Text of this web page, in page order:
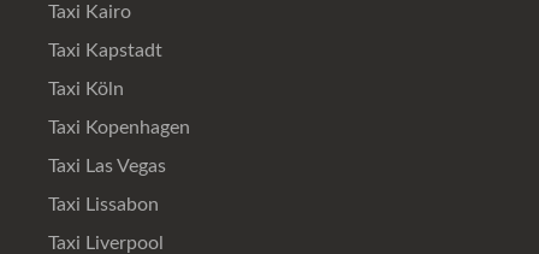
Taxi Kairo
Taxi Kapstadt
Taxi Köln
Taxi Kopenhagen
Taxi Las Vegas
Taxi Lissabon
Taxi Liverpool